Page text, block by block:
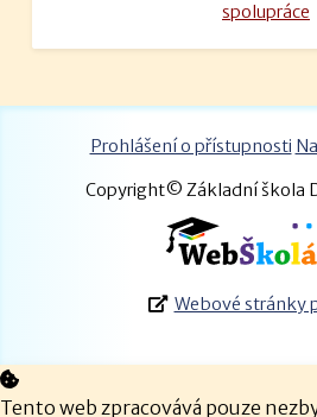
spolupráce
Prohlášení o přístupnosti
Copyright© Základní škola
Webové stránky
Tento web zpracovává pouze